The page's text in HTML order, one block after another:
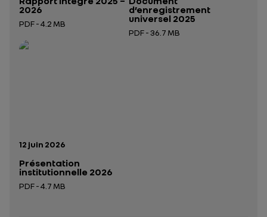
2026
PDF - 4.2 MB
Ouverture dans un nouvel onglet
d’enregistrement
universel 2025
PDF - 36.7 MB
Date de publication:
12 juin 2026
Présentation
institutionnelle 2026
PDF - 4.7 MB